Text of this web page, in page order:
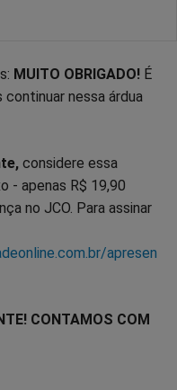
MUITO OBRIGADO! É
nessa árdua
considere essa
- apenas R$ 19,90
no JCO. Para assinar
apresen
CONTAMOS COM